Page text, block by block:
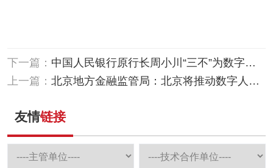
下一篇： 中国人民银行原行长周小川“三不”为数字人
民币正名，数字人民币将改变银行业竞争格
上一篇： 北京地方金融监管局：北京将推动数字人民
友情链接